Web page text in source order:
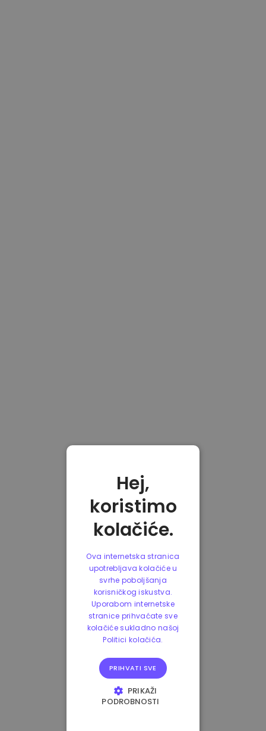
Hej,
koristimo
kolačiće.
Ova internetska stranica
upotrebljava kolačiće u
svrhe poboljšanja
korisničkog iskustva.
Uporabom internetske
stranice prihvaćate sve
kolačiće sukladno našoj
Politici kolačića.
PRIHVATI SVE
PRIKAŽI
PODROBNOSTI